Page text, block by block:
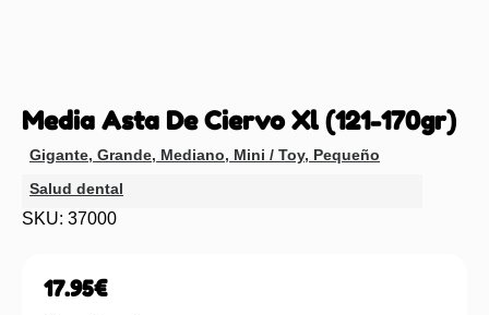
Media Asta De Ciervo Xl (121-170gr)
Gigante, Grande, Mediano, Mini / Toy, Pequeño
Salud dental
SKU: 37000
17.95€